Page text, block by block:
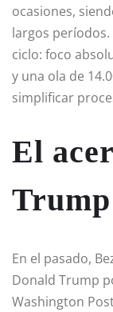
ocasiones,
largos períodos.
ciclo: foco
y una ola de
simplificar
El
Trump
En el pasado,
Donald Trump
Washington